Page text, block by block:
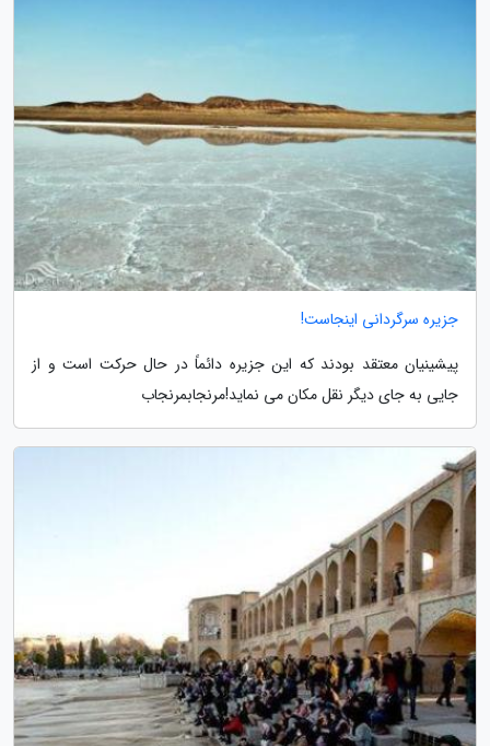
جزیره سرگردانی اینجاست!
پیشینیان معتقد بودند که این جزیره دائماً در حال حرکت است و از
جایی به جای دیگر نقل مکان می نماید!مرنجابمرنجاب